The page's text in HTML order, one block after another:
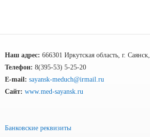
Наш адрес: 666301 Иркутская область, г.
Телефон: 8(395-53) 5-25-20
E-mail: sayansk-meduch@irmail.ru
Сайт: www.med-sayansk.ru
Банковские реквизиты